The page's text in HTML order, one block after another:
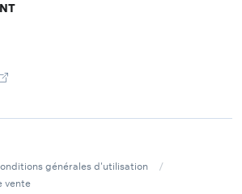
générales d'utilisation
vente